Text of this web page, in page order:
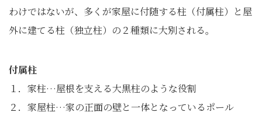
わけではないが、多くが家屋に付随する柱（付属柱）と屋
外に建てる柱（独立柱）の２種類に大別される。
付属柱
１．家柱…屋根を支える大黒柱のような役割
２．家屋柱…家の正面の壁と一体となっているポール